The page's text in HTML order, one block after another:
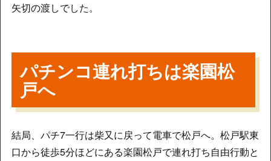
矢切の渡しでした。
パチンコ連れ打ちは楽園松
戸へ
結局、パチ7一行は柴又に戻って電車で松戸へ。松戸駅東
口から徒歩5分ほどにある楽園松戸で連れ打ち自由行動と